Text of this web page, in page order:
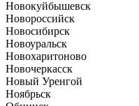
Новокуйбышевск
Новороссийск
Новосибирск
Новоуральск
Новохаритоново
Новочеркасск
Новый Уренгой
Ноябрьск